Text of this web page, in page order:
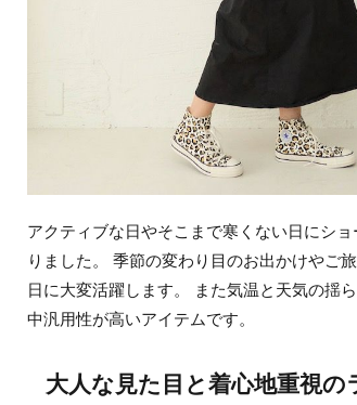
アクティブな日やそこまで寒くない日にシ
りました。 季節の変わり目のお出かけやご
日に大変活躍します。 また気温と天気の揺
中汎用性が高いアイテムです。
大人な見た目と着心地重視